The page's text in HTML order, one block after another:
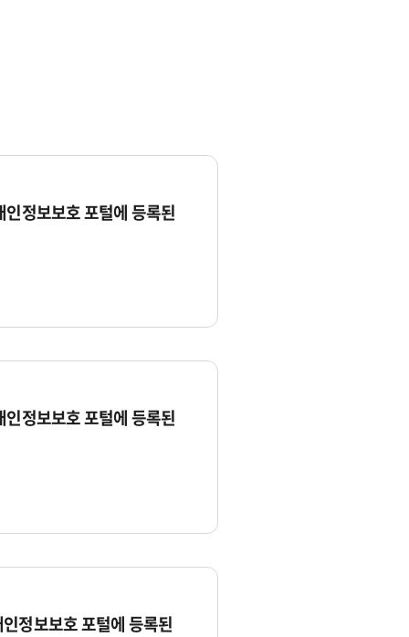
정보보호 포털에 등록된
정보보호 포털에 등록된
정보보호 포털에 등록된